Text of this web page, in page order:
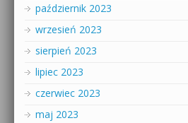
październik 2023
wrzesień 2023
sierpień 2023
lipiec 2023
czerwiec 2023
maj 2023